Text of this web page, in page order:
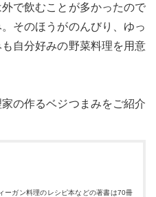
で飲むことが多かったので
そのほうがのんびり、ゆっ
自分好みの野菜料理を用意
の作るベジつまみをご紹介
ーガン料理のレシピ本などの著書は70冊